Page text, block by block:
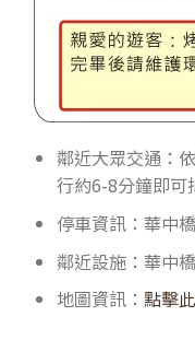
鄰近大眾交通：
行約6-8分鐘即可
停車資訊：華中
鄰近設施：華中
地圖資訊： 點擊